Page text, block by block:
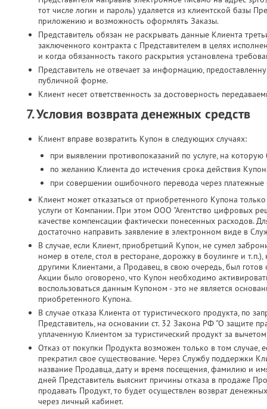
тот числе логин и пароль) удаляется из клиентской базы
приложению и возможность оформлять Заказы.
Представитель обязан не раскрывать данные Клиента
заключенного контракта с Представителем в целях
и когда обязанность такого раскрытия установлена
Представитель не отвечает за информацию,
публичной форме.
Клиент несет ответственность за достоверность
7. Условия возврата денежных средств
Клиент вправе возвратить Купон в следующих случаях:
при выявлении противопоказаний по услуге, на
по желанию Клиента до истечения срока действия
при совершении ошибочного перевода через платежные
Клиент может отказаться от приобретенного Купона
услуги от Компании. При этом ООО "Агентство цифровых
качестве компенсации фактически понесенных расходов.
достаточно направить заявление в электронном виде в
В случае, если Клиент, приобретший Купон, не сумел
номер в отеле, стол в ресторане, дорожку в боулинге и
другими Клиентами, а Продавец, в свою очередь, был готов
Акции было оговорено, что Купон необходимо
воспользоваться данным Купоном - это не является
приобретенного Купона.
В случае отказа Клиента от туристического продукта, по
Представитель, на основании ст. 32 Закона РФ "О защите
уплаченную Клиентом за туристический продукт за
Отказ от покупки Продукта возможен только в том
прекратил свое существование. Через Службу поддержки
название Продавца, дату и время посещения, фамилию и
дней Представитель выяснит причины отказа в продаже
продавать Продукт, то будет осуществлен возврат
через личный кабинет.